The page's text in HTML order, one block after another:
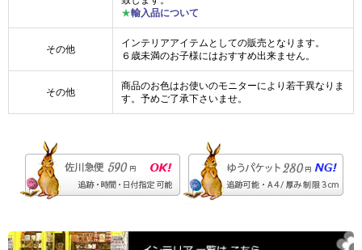
★輸入品について
その他
インテリアアイテムとしての販売となります。
６歳未満のお子様にはおすすめ出来ません。
その他
商品のお色はお使いのモニターにより若干異なりま
す。予めご了承下さいませ。